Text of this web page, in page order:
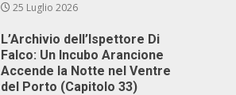
25 Luglio 2026
L’Archivio dell’Ispettore Di
Falco: Un Incubo Arancione
Accende la Notte nel Ventre
del Porto (Capitolo 33)